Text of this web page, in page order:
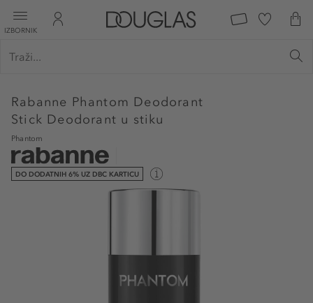
IZBORNIK
Rabanne Phantom Deodorant
Stick Deodorant u stiku
Phantom
DO DODATNIH 6% UZ DBC KARTICU